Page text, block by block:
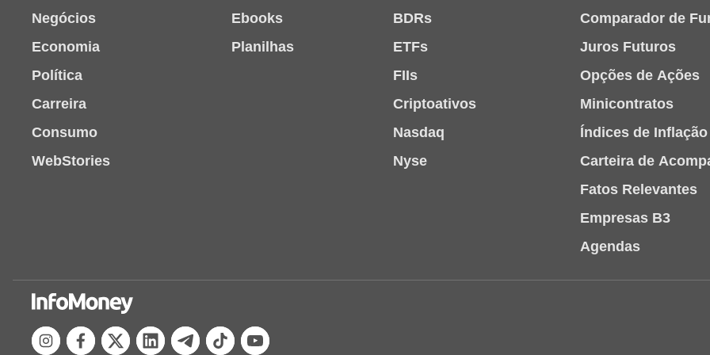
Negócios
Economia
Política
Carreira
Consumo
WebStories
Ebooks
Planilhas
BDRs
ETFs
FIIs
Criptoativos
Nasdaq
Nyse
Comparador de
Juros Futuros
Opções de Ações
Minicontratos
Índices de Inflação
Carteira de
Fatos Relevantes
Empresas B3
Agendas